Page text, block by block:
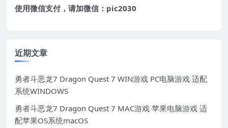
使用微信支付，请加微信：pic2030
近期文章
勇者斗恶龙7 Dragon Quest 7 WIN游戏 PC电脑游戏 适配
系统WINDOWS
勇者斗恶龙7 Dragon Quest 7 MAC游戏 苹果电脑游戏 适
配苹果OS系统macOS